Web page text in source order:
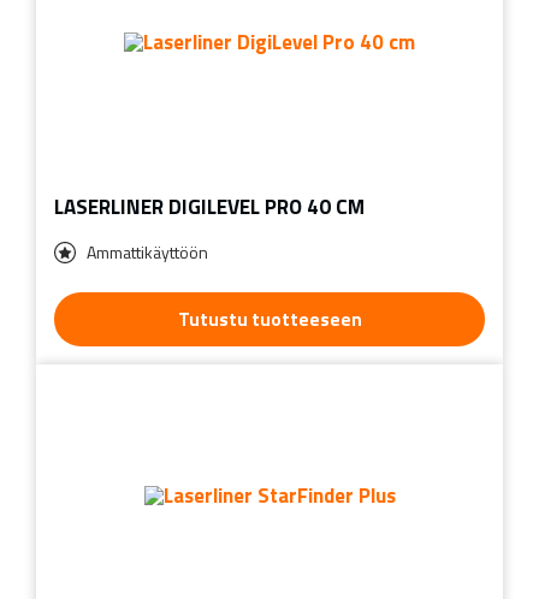
LASERLINER DIGILEVEL PRO 40 CM
Ammattikäyttöön
Tutustu tuotteeseen